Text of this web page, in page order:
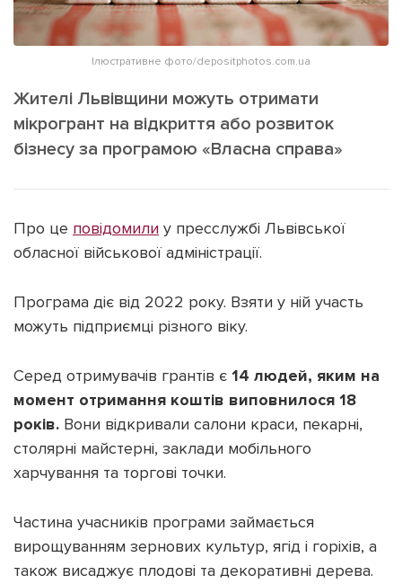
Інтерв'ю
Погляди
Прес-релізи
Фото/Відео
Політика конфіденційності
Наші соц мережі
Ілюстративне фото/depositphotos.com.ua
Жителі Львівщини можуть отримати
мікрогрант на відкриття або розвиток
бізнесу за програмою «Власна справа»
Про це повідомили у пресслужбі Львівської
обласної військової адміністрації.
Програма діє від 2022 року. Взяти у ній участь
можуть підприємці різного віку.
Серед отримувачів грантів є 14 людей, яким на
момент отримання коштів виповнилося 18
років. Вони відкривали салони краси, пекарні,
столярні майстерні, заклади мобільного
харчування та торгові точки.
Частина учасників програми займається
вирощуванням зернових культур, ягід і горіхів, а
також висаджує плодові та декоративні дерева.